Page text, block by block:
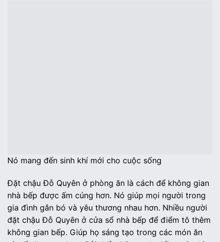
Nó mang đến sinh khí mới cho cuộc sống
Đặt chậu Đỗ Quyên ở phòng ăn là cách để không gian
nhà bếp được ấm cúng hơn. Nó giúp mọi người trong
gia đình gắn bó và yêu thương nhau hơn. Nhiều người
đặt chậu Đỗ Quyên ở cửa sổ nhà bếp để điểm tô thêm
không gian bếp. Giúp họ sáng tạo trong các món ăn